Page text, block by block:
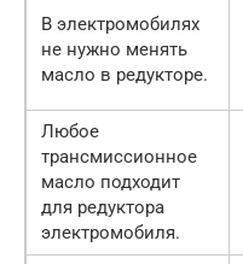
В электромобилях
не нужно менять
масло в редукторе.
Любое
трансмиссионное
масло подходит
для редуктора
электромобиля.